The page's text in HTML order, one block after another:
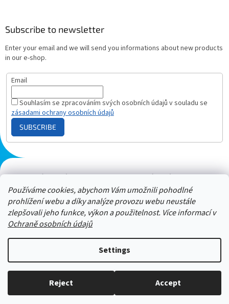
Používáme cookies, abychom Vám umožnili pohodlné
prohlížení webu a díky analýze provozu webu neustále
zlepšovali jeho funkce, výkon a použitelnost. Více informací v
Ochraně osobních údajů
Settings
Reject Accept
Neváhejte nám zavolat a zeptat
se. 606 909 540 - Jsme tu pro vás :-)
Subscribe to newsletter
Enter your email and we will send you informations about new products
in our e-shop.
Email
Souhlasím se zpracováním svých osobních údajů v souladu se
zásadami ochrany osobních údajů
SUBSCRIBE
Plazmový generátor.cz Heureka - hodnocení Solárne panely.sk
Parasite zapper
Copyright 2026 . All rights reserved.